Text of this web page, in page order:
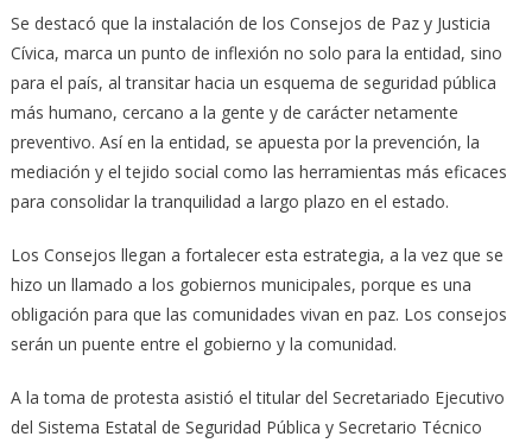
Se destacó que la instalación de los Consejos de Paz y Justicia
Cívica, marca un punto de inflexión no solo para la entidad, sino
para el país, al transitar hacia un esquema de seguridad pública
más humano, cercano a la gente y de carácter netamente
preventivo. Así en la entidad, se apuesta por la prevención, la
mediación y el tejido social como las herramientas más eficaces
para consolidar la tranquilidad a largo plazo en el estado.
Los Consejos llegan a fortalecer esta estrategia, a la vez que se
hizo un llamado a los gobiernos municipales, porque es una
obligación para que las comunidades vivan en paz. Los consejos
serán un puente entre el gobierno y la comunidad.
A la toma de protesta asistió el titular del Secretariado Ejecutivo
del Sistema Estatal de Seguridad Pública y Secretario Técnico